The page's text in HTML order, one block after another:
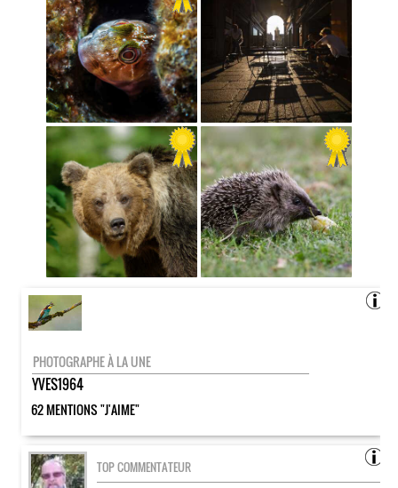
PHOTOGRAPHE À LA UNE
YVES1964
62 MENTIONS "J'AIME"
TOP COMMENTATEUR